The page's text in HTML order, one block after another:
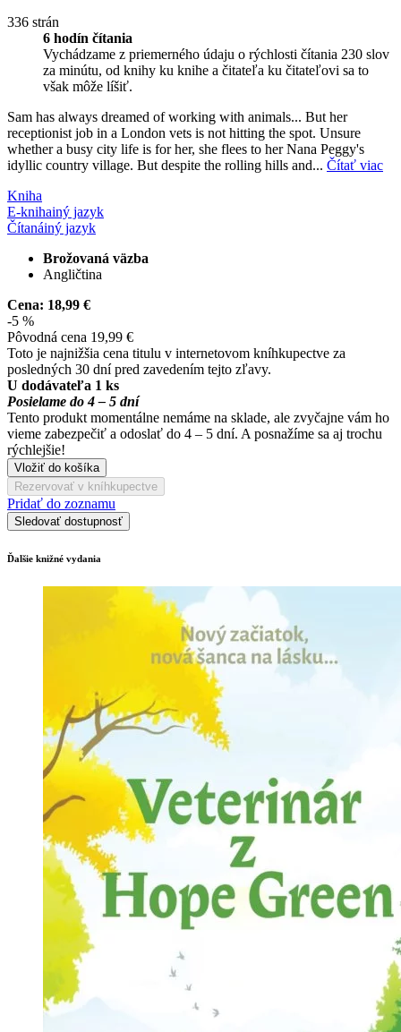
336 strán
6 hodín čítania
Vychádzame z priemerného údaju o rýchlosti čítania 230 slov
za minútu, od knihy ku knihe a čitateľa ku čitateľovi sa to
však môže líšiť.
Sam has always dreamed of working with animals... But her
receptionist job in a London vets is not hitting the spot. Unsure
whether a busy city life is for her, she flees to her Nana Peggy's
idyllic country village. But despite the rolling hills and... Čítať viac
Kniha
E-knihainý jazyk
Čítanáiný jazyk
Brožovaná väzba
Angličtina
Cena: 18,99 €
-5 %
Pôvodná cena 19,99 €
Toto je najnižšia cena titulu v internetovom kníhkupectve za
posledných 30 dní pred zavedením tejto zľavy.
U dodávateľa 1 ks
Posielame do 4 – 5 dní
Tento produkt momentálne nemáme na sklade, ale zvyčajne vám ho
vieme zabezpečiť a odoslať do 4 – 5 dní. A posnažíme sa aj trochu
rýchlejšie!
Vložiť do košíka
Rezervovať v kníhkupectve
Pridať do zoznamu
Sledovať dostupnosť
Ďalšie knižné vydania